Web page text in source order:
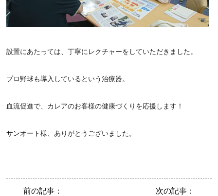
設置にあたっては、丁寧にレクチャーをしていただきました。
プロ野球も導入しているという治療器。
血流促進で、カレアのお客様の健康づくりを応援します！
サンオート様、ありがとうございました。
前の記事： 次の記事：